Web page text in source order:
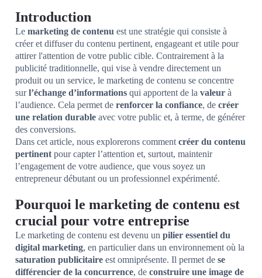
Introduction
Le marketing de contenu est une stratégie qui consiste à
créer et diffuser du contenu pertinent, engageant et utile pour
attirer l'attention de votre public cible. Contrairement à la
publicité traditionnelle, qui vise à vendre directement un
produit ou un service, le marketing de contenu se concentre
surl’échange d’informations qui apportent de la valeur à
l’audience. Cela permet de renforcer la confiance, de créer
une relation durable avec votre public et, à terme, de générer
des conversions.
Dans cet article, nous explorerons comment créer du contenu
pertinent pour capter l’attention et, surtout, maintenir
l’engagement de votre audience, que vous soyez un
entrepreneur débutant ou un professionnel expérimenté.
Pourquoi le marketing de contenu est
crucial pour votre entreprise
Le marketing de contenu est devenu un pilier essentiel du
digital marketing, en particulier dans un environnement où la
saturation publicitaire est omniprésente. Il permet de se
différencier de la concurrence, de construire une image de